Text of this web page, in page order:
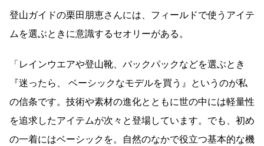
登山ガイドの栗田朋恵さんには、フィールドで使うアイテ
ムを選ぶときに意識するセオリーがある。
「レインウエアや登山靴、バックパックなどを選ぶとき
『迷ったら、 ベーシックなモデルを買う』というのが私
の信条です。技術や素材の進化とともに世の中には軽量性
を追求したアイテムが次々と登場しています。でも、初め
の一着にはベーシックを。自然のなかで役立つ基本的な機